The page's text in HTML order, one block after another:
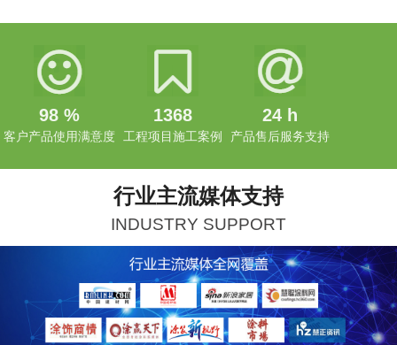
98 %
客户产品使用满意度
1368
工程项目施工案例
24 h
产品售后服务支持
行业主流媒体支持
INDUSTRY SUPPORT